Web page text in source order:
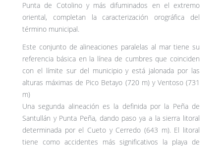
Punta de Cotolino y más difuminados en el extremo
oriental, completan la caracterización orográfica del
término municipal.
Este conjunto de alineaciones paralelas al mar tiene su
referencia básica en la línea de cumbres que coinciden
con el límite sur del municipio y está jalonada por las
alturas máximas de Pico Betayo (720 m) y Ventoso (731
m)
Una segunda alineación es la definida por la Peña de
Santullán y Punta Peña, dando paso ya a la sierra litoral
determinada por el Cueto y Cerredo (643 m). El litoral
tiene como accidentes más significativos la playa de